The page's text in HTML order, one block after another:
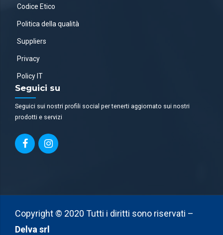
Codice Etico
Politica della qualità
Suppliers
Privacy
Policy IT
Seguici su
Seguici sui nostri profili social per tenerti aggiornato sui nostri
prodotti e servizi
Copyright © 2020 Tutti i diritti sono riservati –
Delva srl